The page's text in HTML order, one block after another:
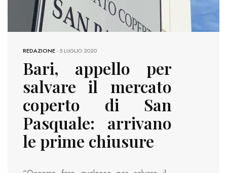
REDAZIONE-5 LUGLIO 2020
Bari, appello per
salvare il mercato
coperto di San
Pasquale: arrivano
le prime chiusure